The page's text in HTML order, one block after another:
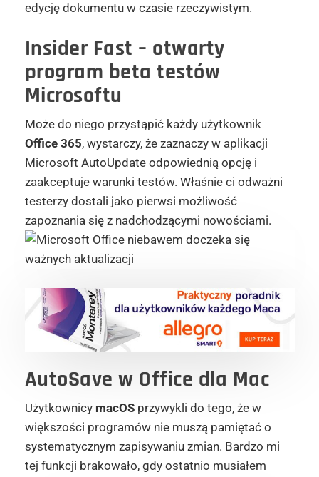
edycję dokumentu w czasie rzeczywistym.
Insider Fast – otwarty
program beta testów
Microsoftu
Może do niego przystąpić każdy użytkownik
Office 365, wystarczy, że zaznaczy w aplikacji
Microsoft AutoUpdate odpowiednią opcję i
zaakceptuje warunki testów. Właśnie ci odważni
testerzy dostali jako pierwsi możliwość
zapoznania się z nadchodzącymi nowościami.
AutoSave w Office dla Mac
Użytkownicy macOSprzywykli do tego, że w
większości programów nie muszą pamiętać o
systematycznym zapisywaniu zmian. Bardzo mi
tej funkcji brakowało, gdy ostatnio musiałem